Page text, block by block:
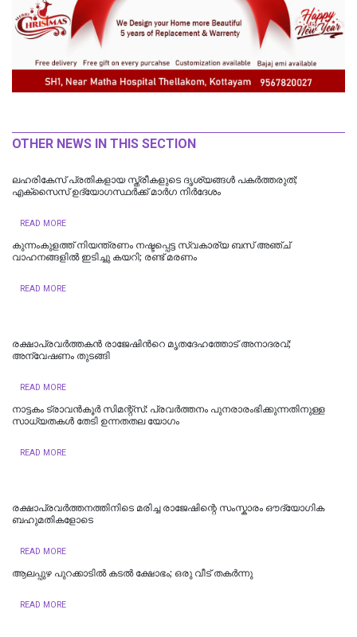
OTHER NEWS IN THIS SECTION
ലഹരികേസ് പ്രതികളായ സ്ത്രീകളുടെ ദൃശ്യങ്ങള്‍ പകര്‍ത്തരുത്;
എക്സൈസ് ഉദ്യോഗസ്ഥര്‍ക്ക് മാര്‍ഗ നിര്‍ദേശം
READ MORE
കുന്നംകുളത്ത് നിയന്ത്രണം നഷ്ടപ്പെട്ട സ്വകാര്യ ബസ് അഞ്ച്
വാഹനങ്ങളിൽ ഇടിച്ചു കയറി; രണ്ട് മരണം
READ MORE
രക്ഷാപ്രവർത്തകൻ രാജേഷിന്‍റെ മൃതദേഹത്തോട് അനാദരവ്;
അന്വേഷണം തുടങ്ങി
READ MORE
നാട്ടകം ട്രാവൻകൂർ സിമന്റ്സ്: പ്രവർത്തനം പുനരാരംഭിക്കുന്നതിനുള്ള
സാധ്യതകൾ തേടി ഉന്നതതല യോഗം
READ MORE
രക്ഷാപ്രവർത്തനത്തിനിടെ മരിച്ച രാജേഷിന്റെ സംസ്കാരം ഔദ്യോ​ഗിക
ബഹുമതികളോടെ
READ MORE
ആലപ്പുഴ പുറക്കാടിൽ കടൽ ക്ഷോഭം; ഒരു വീട് തകർന്നു
READ MORE